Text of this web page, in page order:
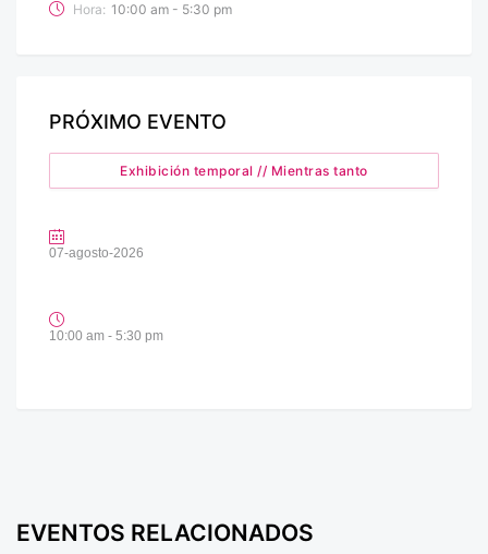
Hora: 10:00 am - 5:30 pm
PRÓXIMO EVENTO
Exhibición temporal // Mientras tanto
07-agosto-2026
10:00 am - 5:30 pm
EVENTOS RELACIONADOS